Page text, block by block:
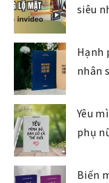
siêu
Hạnh
nhân
Yêu
phụ
Biến